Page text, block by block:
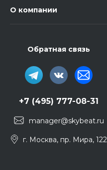
О компании
Обратная связь
+7 (495) 777-08-31
manager@skybeat.ru
г. Москва, пр. Мира, 122